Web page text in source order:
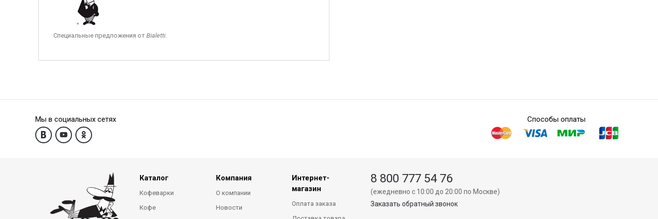
Специальные предложения от Bialetti.
Мы в социальных сетях Способы оплаты
Каталог
Кофеварки
Кофе
Компания
О компании
Новости
Интернет-
магазин
Оплата заказа
8 800 777 54 76
(ежедневно с 10:00 до 20:00 по Москве)
Заказать обратный звонок